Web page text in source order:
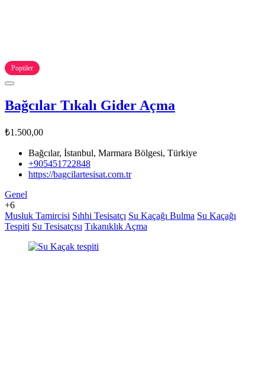
Popüler
Bağcılar Tıkalı Gider Açma
₺1.500,00
Bağcılar, İstanbul, Marmara Bölgesi, Türkiye
+905451722848
https://bagcilartesisat.com.tr
Genel
+6
Musluk Tamircisi Sıhhi Tesisatçı Su Kaçağı Bulma Su Kaçağı
Tespiti Su Tesisatçısı Tıkanıklık Açma